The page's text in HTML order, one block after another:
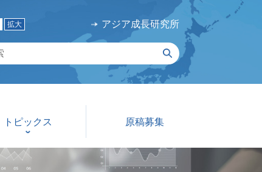
拡大 アジア成長研究所
トピックス 原稿募集